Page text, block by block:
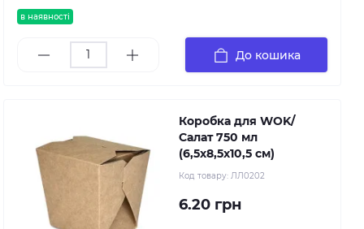
в наявності
До кошика
Коробка для WOK/
Салат 750 мл
(6,5х8,5х10,5 см)
Код товару: ЛЛ0202
6.20 грн